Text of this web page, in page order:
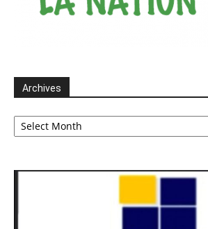
Archives
Archives